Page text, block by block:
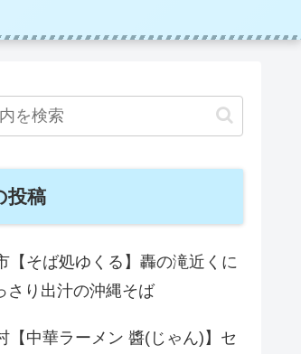
投稿
【そば処ゆくる】轟の滝近くに
さり出汁の沖縄そば
【中華ラーメン 醬(じゃん)】セ